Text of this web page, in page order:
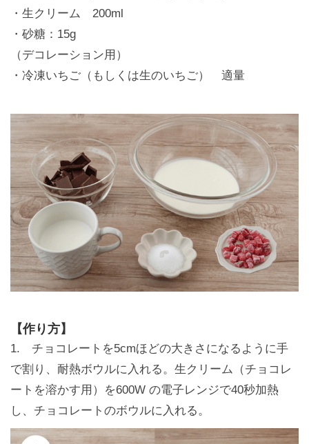
・生クリーム 200ml
・砂糖：15g
（デコレーション用）
・冷凍いちご（もしくは生のいちご） 適量
【作り方】
1. チョコレートを5cmほどの大きさになるように手
で割り、耐熱ボウルに入れる。生クリーム（チョコレ
ートを溶かす用）を600W の電子レンジで40秒加熱
し、チョコレートのボウルに入れる。